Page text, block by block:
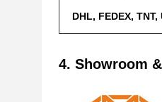
DHL, FEDEX, TNT,
4. Showroom